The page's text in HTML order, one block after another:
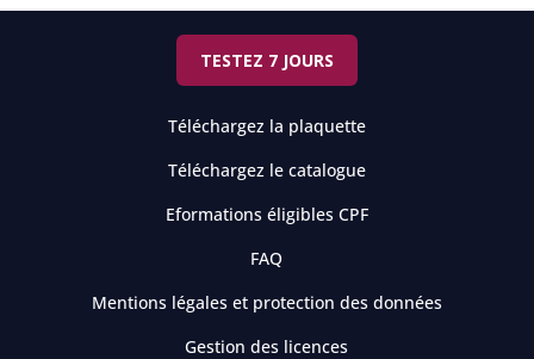
TESTEZ 7 JOURS
Téléchargez la plaquette
Téléchargez le catalogue
Eformations éligibles CPF
FAQ
Mentions légales et protection des données
Gestion des licences